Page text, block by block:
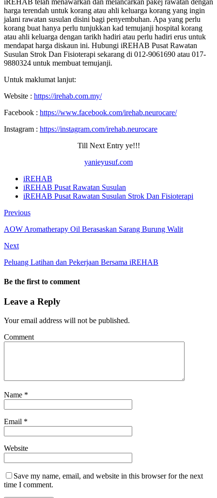
iREHAB telah menawarkan dan melancarkan pakej rawatan dengan
harga terendah untuk korang atau ahli keluarga korang yang ingin
jalani rawatan susulan disini bagi penyembuhan. Apa yang perlu
korang buat hanya perlu tunjukkan kad temujanji hospital korang
atau ahli keluarga dengan tarikh hadiri atau perlu hadiri erus untuk
mendapat harga diskaun ini. Hubungi iREHAB Pusat Rawatan
Susulan Strok Dan Fisioterapi sekarang di 012-9061690 atau 017-
9880324 untuk membuat temujanji.
Untuk maklumat lanjut:
Website : https://irehab.com.my/
Facebook : https://www.facebook.com/irehab.neurocare/
Instagram : https://instagram.com/irehab.neurocare
Till Next Entry ye!!!
yanieyusuf.com
iREHAB
iREHAB Pusat Rawatan Susulan
iREHAB Pusat Rawatan Susulan Strok Dan Fisioterapi
Previous
AOW Aromatherapy Oil Berasaskan Sarang Burung Walit
Next
Peluang Latihan dan Pekerjaan Bersama iREHAB
Be the first to comment
Leave a Reply
Your email address will not be published.
Comment
Name *
Email *
Website
Save my name, email, and website in this browser for the next
time I comment.